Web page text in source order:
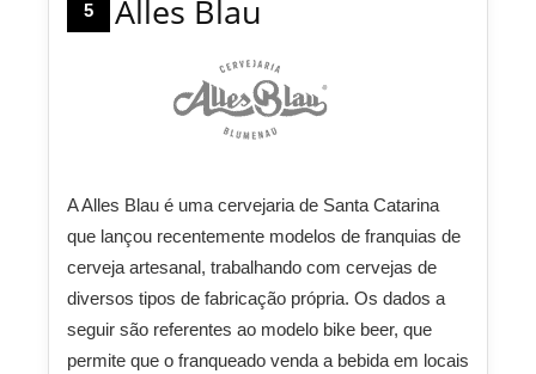
5 Alles Blau
A Alles Blau é uma cervejaria de Santa Catarina
que lançou recentemente modelos de franquias de
cerveja artesanal, trabalhando com cervejas de
diversos tipos de fabricação própria. Os dados a
seguir são referentes ao modelo bike beer, que
permite que o franqueado venda a bebida em locais